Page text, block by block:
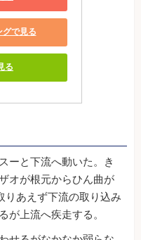
で見る
る
ーと下流へ動いた。き
オが根元からひん曲が
りあえず下流の取り込み
が上流へ疾走する。